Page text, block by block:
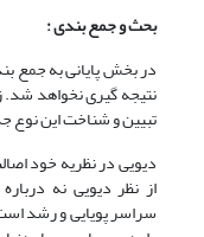
بحث و جمع بندی :
در بخش پایانی به جمع
نتیجه گیری نخواهد شد.
تبیین و شناخت این نوع
دیویی در نظریه خود
از نظر دیویی نه
سراسر پویایی و رشد